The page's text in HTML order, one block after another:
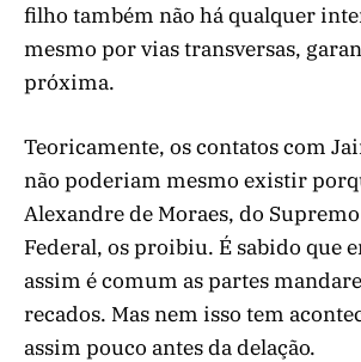
filho também não há qualquer
mesmo por vias transversas,
próxima.
Teoricamente, os contatos com
não poderiam mesmo existir
Alexandre de Moraes, do
Federal, os proibiu. É sabido que
assim é comum as partes
recados. Mas nem isso tem
assim pouco antes da delação.